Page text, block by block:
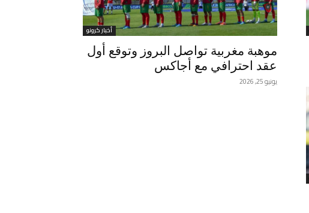
أخبار كرونو
موهبة مغربية تواصل البروز وتوقع أول
عقد احترافي مع أجاكس
يونيو 25, 2026